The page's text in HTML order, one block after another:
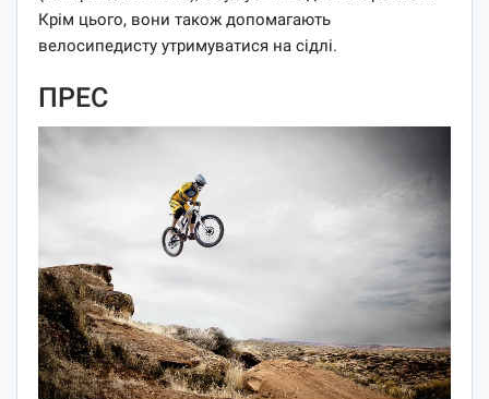
Крім цього, вони також допомагають
велосипедисту утримуватися на сідлі.
ПРЕС